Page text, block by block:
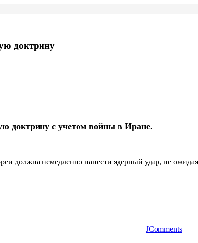
доктрину
доктрину с учетом войны в Иране.
должна немедленно нанести ядерный удар, не
JComments